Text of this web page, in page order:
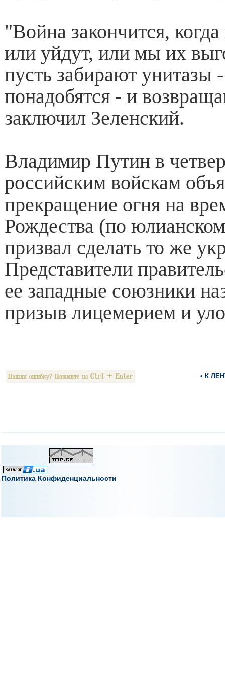
"Война закончится,
или уйдут, или мы их
пусть забирают унитазы
понадобятся - и
заключил Зеленский.
Владимир Путин в
российским войскам
прекращение огня на
Рождества (по
призвал сделать то же
Представители
ее западные союзники
призыв лицемерием и
• К
Политика Конфиденциальности